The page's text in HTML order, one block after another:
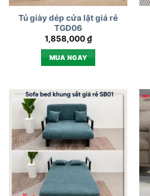
Tủ giày dép cửa lật giá rẻ
TGD06
1,858,000₫
MUA NGAY